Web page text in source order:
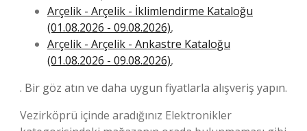
Arçelik - Arçelik - İklimlendirme Kataloğu
(01.08.2026 - 09.08.2026),
Arçelik - Arçelik - Ankastre Kataloğu
(01.08.2026 - 09.08.2026),
. Bir göz atın ve daha uygun fiyatlarla alışveriş yapın.
Vezirköprü içinde aradığınız Elektronikler